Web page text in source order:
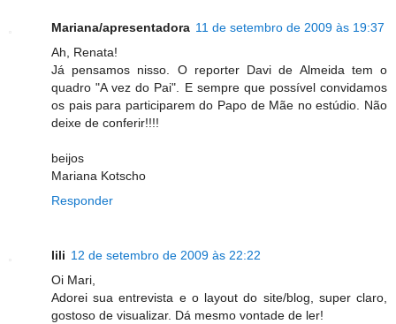
Mariana/apresentadora 11 de setembro de 2009 às 19:37
Ah, Renata!
Já pensamos nisso. O reporter Davi de Almeida tem o
quadro "A vez do Pai". E sempre que possível convidamos
os pais para participarem do Papo de Mãe no estúdio. Não
deixe de conferir!!!!
beijos
Mariana Kotscho
Responder
lili 12 de setembro de 2009 às 22:22
Oi Mari,
Adorei sua entrevista e o layout do site/blog, super claro,
gostoso de visualizar. Dá mesmo vontade de ler!